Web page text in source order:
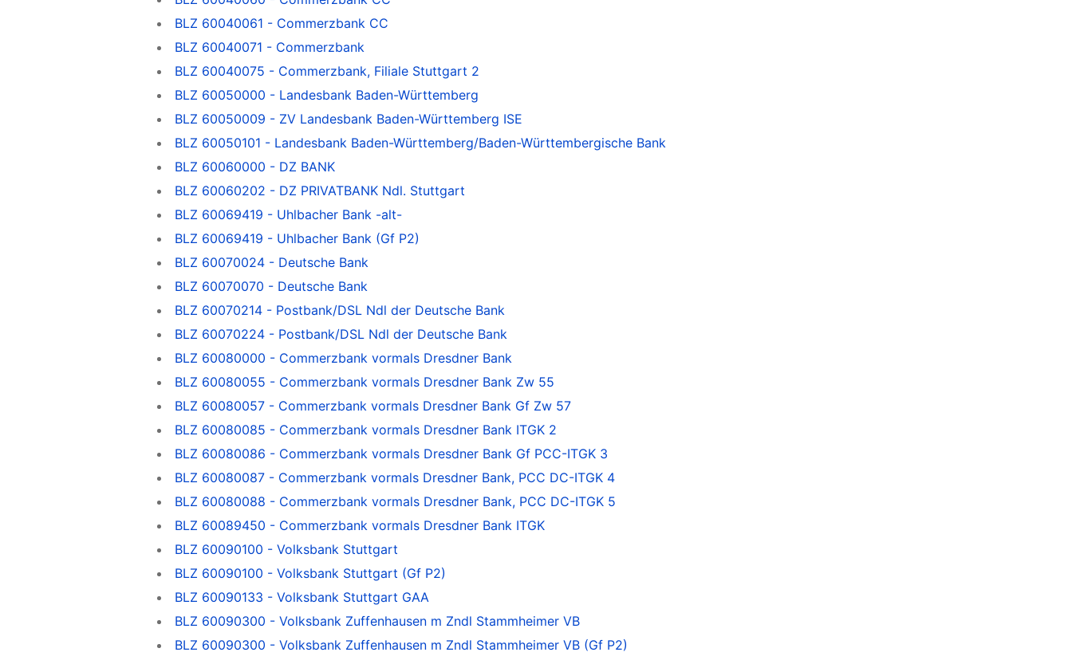
BLZ 60040061 - Commerzbank CC
BLZ 60040071 - Commerzbank
BLZ 60040075 - Commerzbank, Filiale Stuttgart 2
BLZ 60050000 - Landesbank Baden-Württemberg
BLZ 60050009 - ZV Landesbank Baden-Württemberg ISE
BLZ 60050101 - Landesbank Baden-Württemberg/Baden-Württembergische Bank
BLZ 60060000 - DZ BANK
BLZ 60060202 - DZ PRIVATBANK Ndl. Stuttgart
BLZ 60069419 - Uhlbacher Bank -alt-
BLZ 60069419 - Uhlbacher Bank (Gf P2)
BLZ 60070024 - Deutsche Bank
BLZ 60070070 - Deutsche Bank
BLZ 60070214 - Postbank/DSL Ndl der Deutsche Bank
BLZ 60070224 - Postbank/DSL Ndl der Deutsche Bank
BLZ 60080000 - Commerzbank vormals Dresdner Bank
BLZ 60080055 - Commerzbank vormals Dresdner Bank Zw 55
BLZ 60080057 - Commerzbank vormals Dresdner Bank Gf Zw 57
BLZ 60080085 - Commerzbank vormals Dresdner Bank ITGK 2
BLZ 60080086 - Commerzbank vormals Dresdner Bank Gf PCC-ITGK 3
BLZ 60080087 - Commerzbank vormals Dresdner Bank, PCC DC-ITGK 4
BLZ 60080088 - Commerzbank vormals Dresdner Bank, PCC DC-ITGK 5
BLZ 60089450 - Commerzbank vormals Dresdner Bank ITGK
BLZ 60090100 - Volksbank Stuttgart
BLZ 60090100 - Volksbank Stuttgart (Gf P2)
BLZ 60090133 - Volksbank Stuttgart GAA
BLZ 60090300 - Volksbank Zuffenhausen m Zndl Stammheimer VB
BLZ 60090300 - Volksbank Zuffenhausen m Zndl Stammheimer VB (Gf P2)